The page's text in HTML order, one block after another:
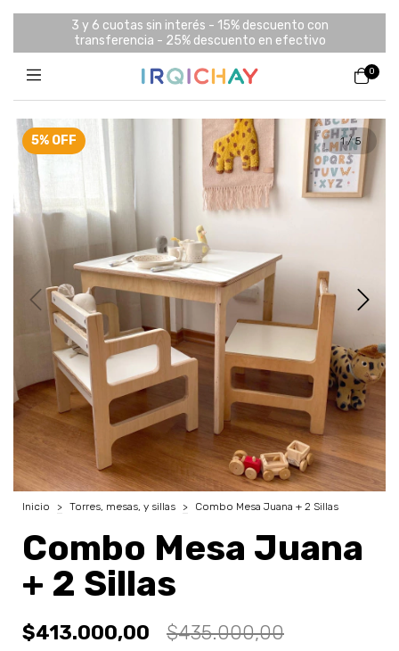
3 y 6 cuotas sin interés - 15% descuento con
transferencia - 25% descuento en efectivo
0
5% OFF 1/5
Inicio > Torres, mesas, y sillas > Combo Mesa Juana + 2 Sillas
Combo Mesa Juana
+ 2 Sillas
$413.000,00 $435.000,00